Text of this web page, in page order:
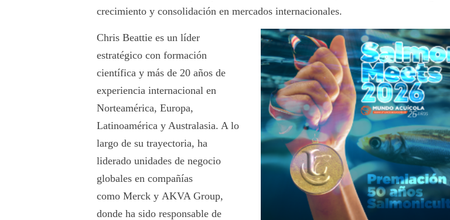
crecimiento y consolidación en mercados internacionales.
Chris Beattie es un líder
estratégico con formación
científica y más de 20 años de
experiencia internacional en
Norteamérica, Europa,
Latinoamérica y Australasia. A lo
largo de su trayectoria, ha
liderado unidades de negocio
globales en compañías
como Merck y AKVA Group,
donde ha sido responsable de